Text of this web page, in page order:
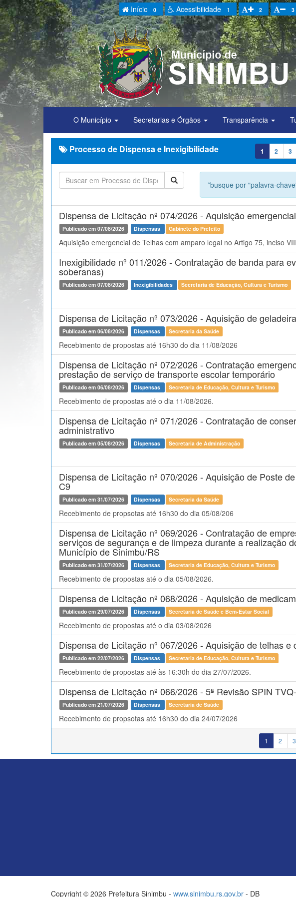
Início 0 Acessibilidade 1 2 3
O Município Secretarias e Órgãos Transparência
Processo de Dispensa e Inexigibilidade 1 2 3
*busque por "palavra-
Dispensa de Licitação nº 074/2026 - Aquisição
Publicado em 07/08/2026 Dispensas Gabinete do Prefeito
Aquisição emergencial de Telhas com amparo legal no Artigo 75, inciso
Inexigibilidade nº 011/2026 - Contratação de banda para
soberanas)
Publicado em 07/08/2026 Inexigibilidades Secretaria de Educação, Cultura e Turismo
Dispensa de Licitação nº 073/2026 - Aquisição de
Publicado em 06/08/2026 Dispensas Secretaria da Saúde
Recebimento de propostas até 16h30 do dia 11/08/2026
Dispensa de Licitação nº 072/2026 - Contratação
prestação de serviço de transporte escolar temporário
Publicado em 06/08/2026 Dispensas Secretaria de Educação, Cultura e Turismo
Recebimento de propostas até o dia 11/08/2026.
Dispensa de Licitação nº 071/2026 - Contratação de
administrativo
Publicado em 05/08/2026 Dispensas Secretaria de Administração
Dispensa de Licitação nº 070/2026 - Aquisição de Poste
C9
Publicado em 31/07/2026 Dispensas Secretaria da Saúde
Recebimento de propsotas até 16h30 do dia 05/08/206
Dispensa de Licitação nº 069/2026 - Contratação de
serviços de segurança e de limpeza durante a realização
Município de Sinimbu/RS
Publicado em 31/07/2026 Dispensas Secretaria de Educação, Cultura e Turismo
Recebimento de propostas até o dia 05/08/2026.
Dispensa de Licitação nº 068/2026 - Aquisição de
Publicado em 29/07/2026 Dispensas Secretaria de Saúde e Bem-Estar Social
Recebimento de propostas até o dia 03/08/2026
Dispensa de Licitação nº 067/2026 - Aquisição de telhas e
Publicado em 22/07/2026 Dispensas Secretaria de Educação, Cultura e Turismo
Recebimento de propostas até às 16:30h do dia 27/07/2026.
Dispensa de Licitação nº 066/2026 - 5ª Revisão SPIN
Publicado em 21/07/2026 Dispensas Secretaria de Saúde
Recebimento de propsotas até 16h30 do dia 24/07/2026
1 2 3
Copyright © 2026 Prefeitura Sinimbu - www.sinimbu.rs.gov.br - DB